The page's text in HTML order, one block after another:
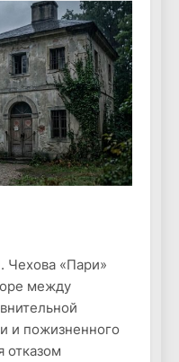
Чехова «Пари»
между
и пожизненного
отказом